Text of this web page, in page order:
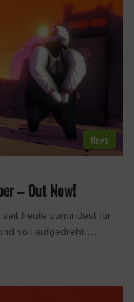
News
– Out Now!
heute zumindest für
voll aufgedreht,…